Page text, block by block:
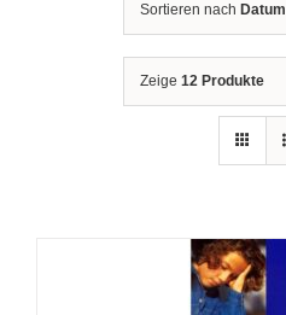
Sortieren nach Datum
Zeige 12 Produkte